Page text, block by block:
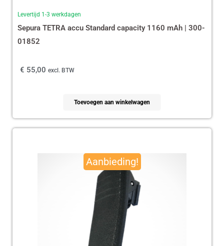
Levertijd 1-3 werkdagen
Sepura TETRA accu Standard capacity 1160 mAh | 300-
01852
€ 55,00 excl. BTW
Toevoegen aan winkelwagen
Aanbieding!